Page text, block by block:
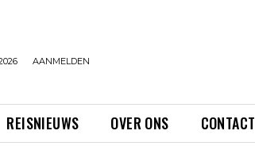
AANMELDEN
REISNIEUWS OVER ONS CONTACT